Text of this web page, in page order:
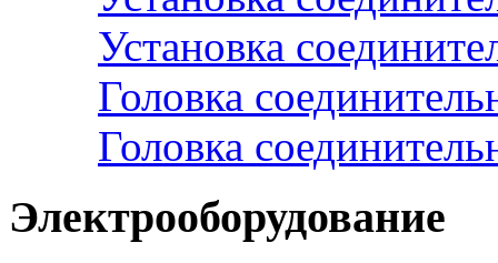
Установка
Головка
Головка
Электрооборудование